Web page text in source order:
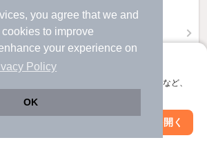
you agree that we and
cookies to improve
your experience on
Policy
OK
替えて、サクサクお部屋探し
すぐ使える。マップ検索やお気に入り保存など、
アプリを開く
万円
管理費25,000円）
1.0ヶ月
不要
/ 2LDK / 50.98㎡
物件詳細を見る
ほか提供
絞り込み条件を変更